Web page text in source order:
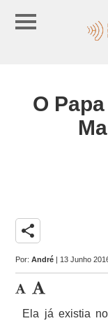
O
share
Por:André | 13 Junho
Ela já existia no